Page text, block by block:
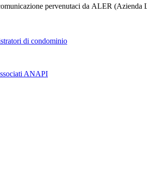
pervenutaci da ALER
ANAPI